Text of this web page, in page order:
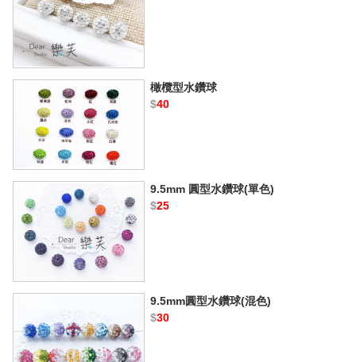
橄欖型水鑽球
$40
9.5mm 圓型水鑽球(單色)
$25
9.5mm圓型水鑽球(混色)
$30